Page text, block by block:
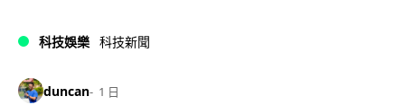
科技娛樂 科技新聞
duncan 1 日